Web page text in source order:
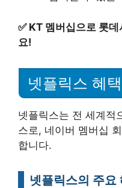
✅ KT 멤버십으로 롯
요!
넷플릭스 혜택
넷플릭스는 전 세계적
스로, 네이버 멤버십
합니다.
넷플릭스의 주요